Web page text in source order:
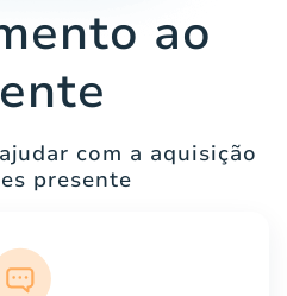
ao
com a aquisição
presente